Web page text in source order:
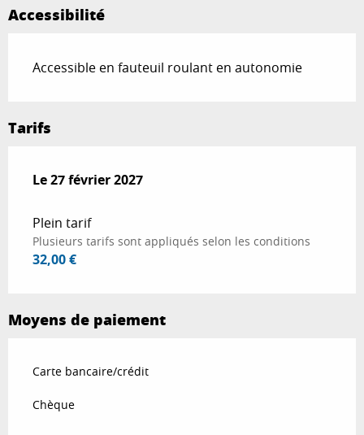
Accessibilité
Accessible en fauteuil roulant en autonomie
Tarifs
Le27 février 2027
Le27 février 2027
Plein tarif
Plusieurs tarifs sont appliqués selon les conditions
32,00 €
Moyens de paiement
Carte bancaire/crédit
Chèque